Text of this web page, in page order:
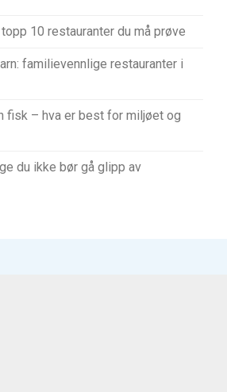
10 restauranter du må prøve
familievennlige restauranter i
fisk – hva er best for miljøet og
du ikke bør gå glipp av